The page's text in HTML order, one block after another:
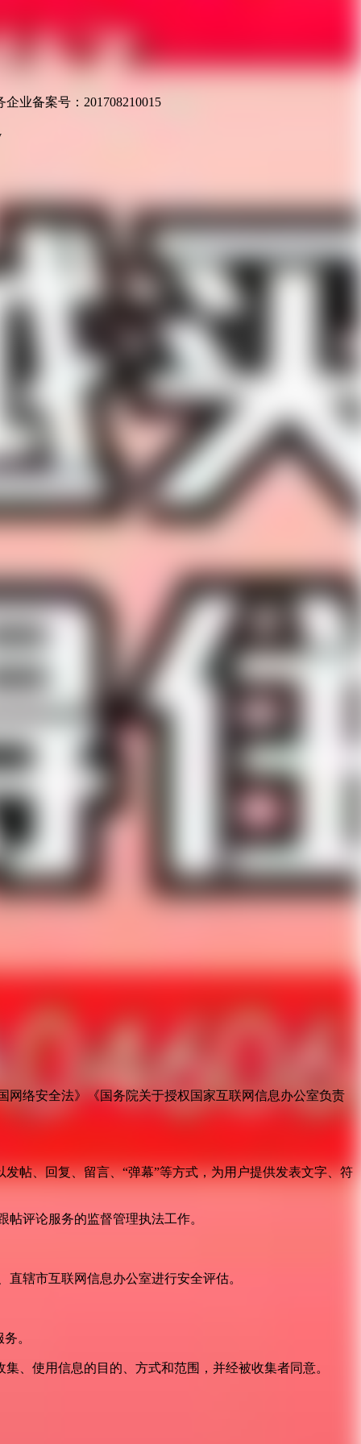
业备案号：201708210015
络安全法》《国务院关于授权国家互联网信息办公室负责
帖、回复、留言、“弹幕”等方式，为用户提供发表文字、符
评论服务的监督管理执法工作。
辖市互联网信息办公室进行安全评估。
。
、使用信息的目的、方式和范围，并经被收集者同意。